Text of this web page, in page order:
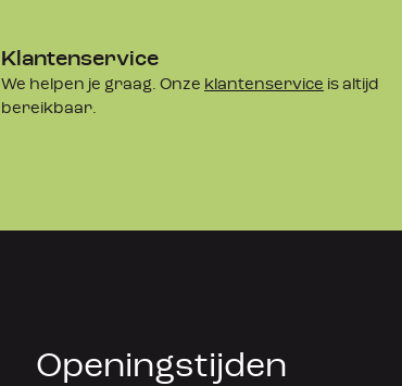
Klantenservice
We helpen je graag. Onze klantenservice is altijd
bereikbaar.
Openingstijden